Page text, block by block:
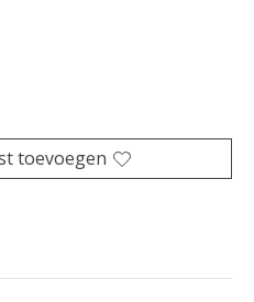
is
toevoegen